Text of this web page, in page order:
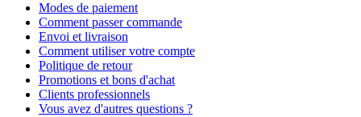
Modes de paiement
Comment passer commande
Envoi et livraison
Comment utiliser votre compte
Politique de retour
Promotions et bons d'achat
Clients professionnels
Vous avez d'autres questions ?